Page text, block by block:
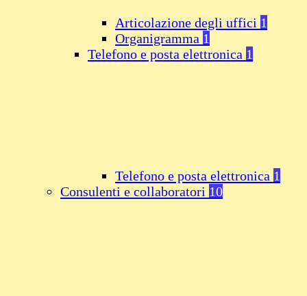
Articolazione degli uffici 1
Organigramma 1
Telefono e posta elettronica 1
Telefono e posta elettronica 1
Consulenti e collaboratori 10